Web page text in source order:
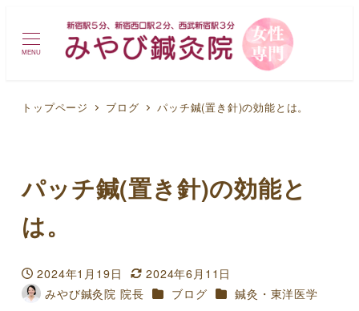
MENU
トップページ ブログ パッチ鍼(置き針)の効能とは。
パッチ鍼(置き針)の効能と
は。
投稿日
2024年1月19日
更新日
2024年6月11日
著
みやび鍼灸院 院長 カテゴリー
ブログ カテゴリー
鍼灸・東洋医学